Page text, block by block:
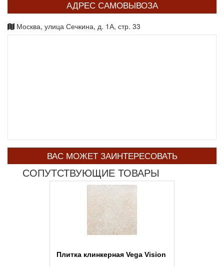
АДРЕС САМОВЫВОЗА
Москва, улица Сечкина, д. 1А, стр. 33
ВАС МОЖЕТ ЗАИНТЕРЕСОВАТЬ
СОПУТСТВУЮЩИЕ ТОВАРЫ
Плитка клинкерная Vega Vision